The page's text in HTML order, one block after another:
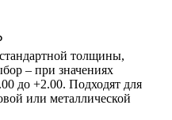
толщины,
– при значениях
до +2.00. Подходят для
или металлической